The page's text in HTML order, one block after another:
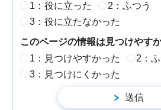
1：役に立った
2：ふつう
3：役に立たなかった
このページの情報は見つけやす
1：見つけやすかった
2：
3：見つけにくかった